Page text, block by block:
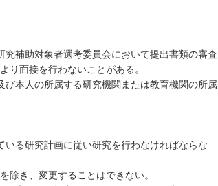
補助対象者選考委員会において提出書類の審査
り面接を行わないことがある。
本人の所属する研究機関または教育機関の所属
る研究計画に従い研究を行わなければならな
除き、変更することはできない。